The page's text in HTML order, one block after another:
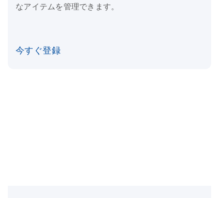
なアイテムを管理できます。
今すぐ登録